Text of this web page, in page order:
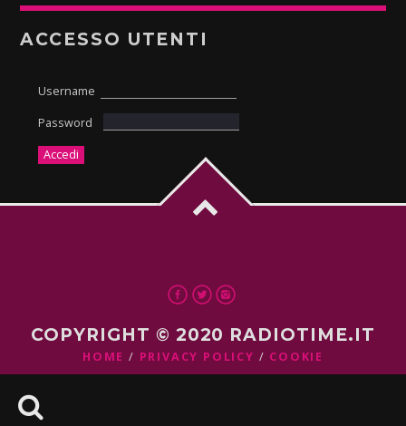
ACCESSO UTENTI
Username
Password
COPYRIGHT © 2020 RADIOTIME.IT
HOME PRIVACY POLICY COOKIE